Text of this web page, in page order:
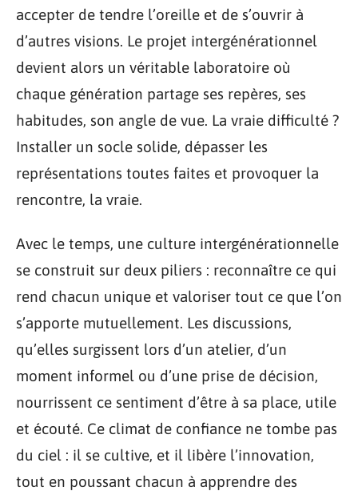
accepter de tendre l’oreille et de s’ouvrir à
d’autres visions. Le projet intergénérationnel
devient alors un véritable laboratoire où
chaque génération partage ses repères, ses
habitudes, son angle de vue. La vraie difficulté ?
Installer un socle solide, dépasser les
représentations toutes faites et provoquer la
rencontre, la vraie.
Avec le temps, une culture intergénérationnelle
se construit sur deux piliers : reconnaître ce qui
rend chacun unique et valoriser tout ce que l’on
s’apporte mutuellement. Les discussions,
qu’elles surgissent lors d’un atelier, d’un
moment informel ou d’une prise de décision,
nourrissent ce sentiment d’être à sa place, utile
et écouté. Ce climat de confiance ne tombe pas
du ciel : il se cultive, et il libère l’innovation,
tout en poussant chacun à apprendre des